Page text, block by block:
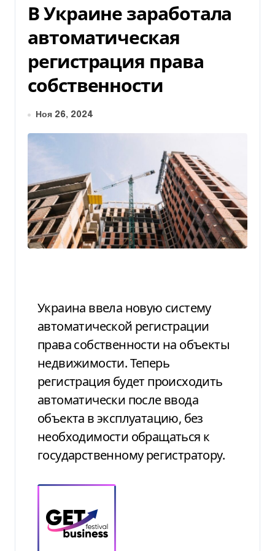
В Украине заработала
автоматическая
регистрация права
собственности
Ноя 26, 2024
Украина ввела новую систему
автоматической регистрации
права собственности на объекты
недвижимости. Теперь
регистрация будет происходить
автоматически после ввода
объекта в эксплуатацию, без
необходимости обращаться к
государственному регистратору.